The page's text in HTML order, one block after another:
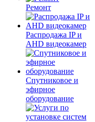
Ремонт
Распродажа IP и
AHD видеокамер
Спутниковое и
эфирное
оборудование